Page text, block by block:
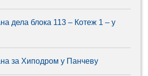
дела блока 113 – Котеж 1 – у
за Хиподром у Панчеву